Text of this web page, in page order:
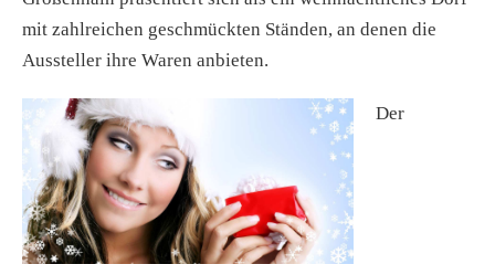
mit zahlreichen geschmückten Ständen, an denen die
Aussteller ihre Waren anbieten.
Der